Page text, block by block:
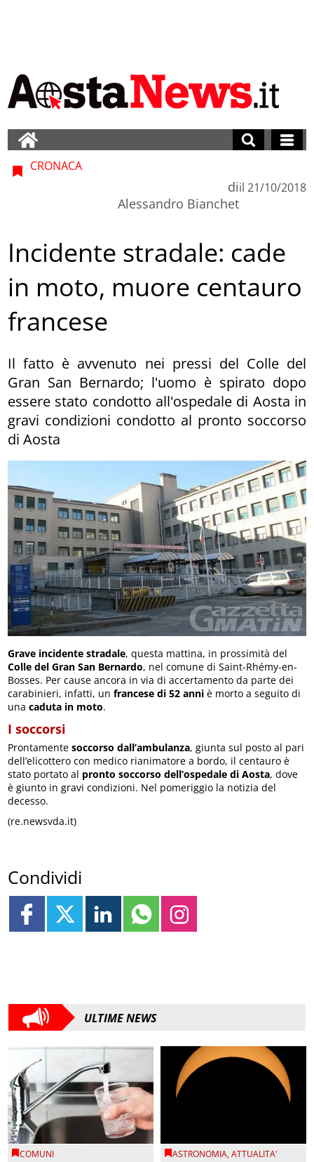
CRONACA
di
Alessandro Bianchet
il 21/10/2018
Incidente stradale: cade
in moto, muore centauro
francese
Il fatto è avvenuto nei pressi del Colle del
Gran San Bernardo; l'uomo è spirato dopo
essere stato condotto all'ospedale di Aosta in
gravi condizioni condotto al pronto soccorso
di Aosta
Grave incidente stradale, questa mattina, in prossimità del
Colle del Gran San Bernardo, nel comune di Saint-Rhémy-en-
Bosses. Per cause ancora in via di accertamento da parte dei
carabinieri, infatti, unfrancese di 52 anni è morto a seguito di
unacaduta in moto.
I soccorsi
Prontamentesoccorso dall’ambulanza, giunta sul posto al pari
dell’elicottero con medico rianimatore a bordo, il centauro è
stato portato al pronto soccorso dell’ospedale di Aosta, dove
è giunto in gravi condizioni. Nel pomeriggio la notizia del
decesso.
(re.newsvda.it)
Condividi
ULTIME NEWS
COMUNI ASTRONOMIA,ATTUALITA'